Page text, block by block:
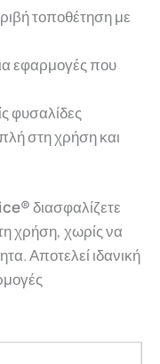
τοποθέτηση με
εφαρμογές που
φυσαλίδες
στη χρήση και
διασφαλίζετε
χρήση, χωρίς να
Αποτελεί ιδανική